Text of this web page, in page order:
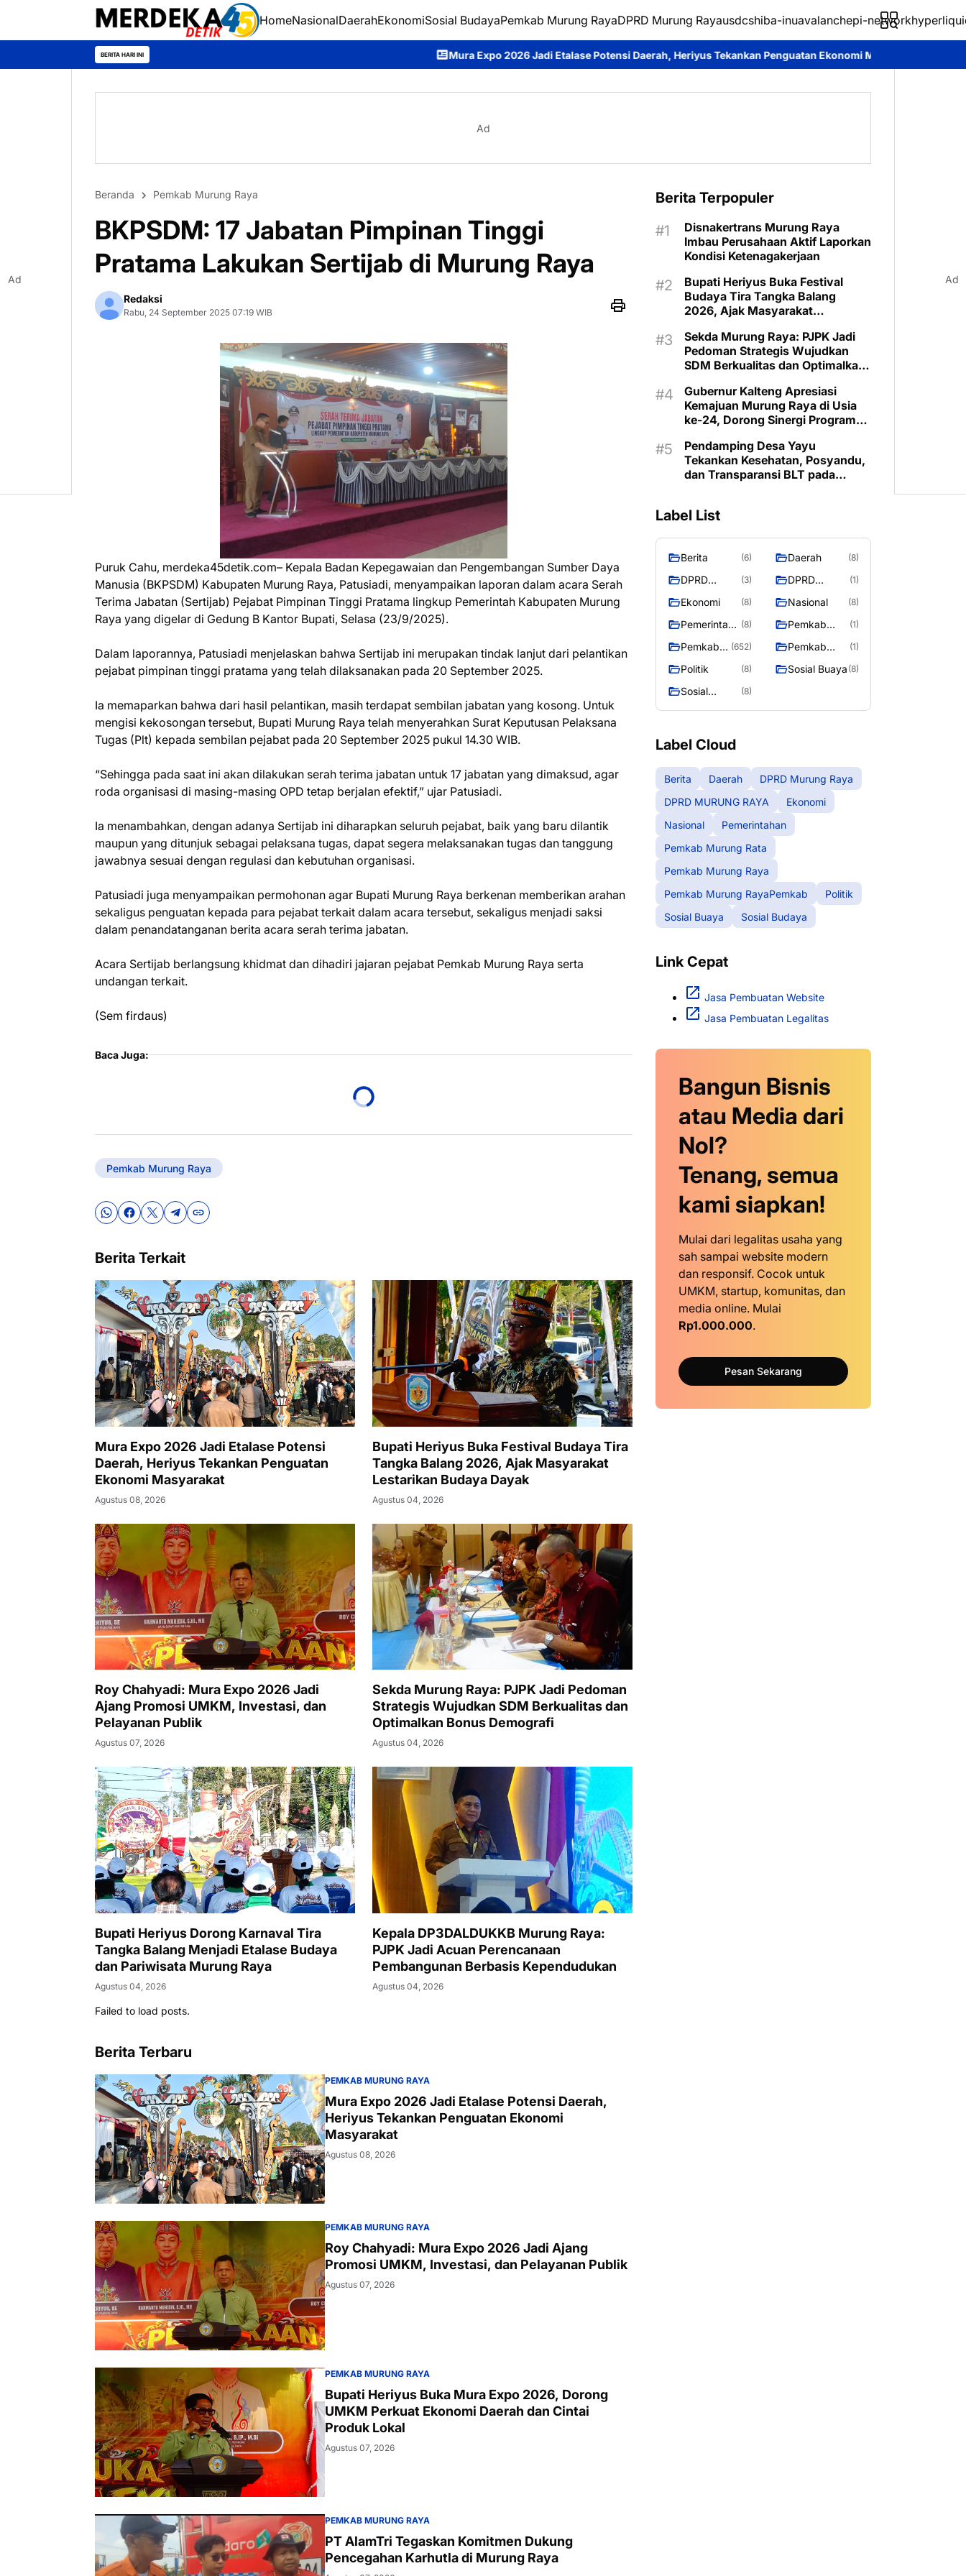
HomeNasionalDaerahEkonomiSosial BudayaPemkab Murung RayaDPRD Murung Rayausdcshiba-inuavalanchepi-network
BERITA HARI INI Mura Expo 2026 Jadi Etalase Potensi Daerah, Heriyus Tekankan Penguatan Ekonomi Masyarakat Roy Chahyadi: Mura Expo
Ad
Beranda Pemkab Murung Raya
BKPSDM: 17 Jabatan Pimpinan Tinggi
Pratama Lakukan Sertijab di Murung Raya
Redaksi
Rabu, 24 September 2025 07:19 WIB
Puruk Cahu, merdeka45detik.com– Kepala Badan Kepegawaian dan Pengembangan Sumber Daya
Manusia (BKPSDM) Kabupaten Murung Raya, Patusiadi, menyampaikan laporan dalam acara Serah
Terima Jabatan (Sertijab) Pejabat Pimpinan Tinggi Pratama lingkup Pemerintah Kabupaten Murung
Raya yang digelar di Gedung B Kantor Bupati, Selasa (23/9/2025).
Dalam laporannya, Patusiadi menjelaskan bahwa Sertijab ini merupakan tindak lanjut dari pelantikan
pejabat pimpinan tinggi pratama yang telah dilaksanakan pada 20 September 2025.
Ia memaparkan bahwa dari hasil pelantikan, masih terdapat sembilan jabatan yang kosong. Untuk
mengisi kekosongan tersebut, Bupati Murung Raya telah menyerahkan Surat Keputusan Pelaksana
Tugas (Plt) kepada sembilan pejabat pada 20 September 2025 pukul 14.30 WIB.
“Sehingga pada saat ini akan dilakukan serah terima jabatan untuk 17 jabatan yang dimaksud, agar
roda organisasi di masing-masing OPD tetap berjalan efektif,” ujar Patusiadi.
Ia menambahkan, dengan adanya Sertijab ini diharapkan seluruh pejabat, baik yang baru dilantik
maupun yang ditunjuk sebagai pelaksana tugas, dapat segera melaksanakan tugas dan tanggung
jawabnya sesuai dengan regulasi dan kebutuhan organisasi.
Patusiadi juga menyampaikan permohonan agar Bupati Murung Raya berkenan memberikan arahan
sekaligus penguatan kepada para pejabat terkait dalam acara tersebut, sekaligus menjadi saksi
dalam penandatanganan berita acara serah terima jabatan.
Acara Sertijab berlangsung khidmat dan dihadiri jajaran pejabat Pemkab Murung Raya serta
undangan terkait.
(Sem firdaus)
Baca Juga:
Pemkab Murung Raya
Berita Terkait
Mura Expo 2026 Jadi Etalase Potensi
Daerah, Heriyus Tekankan Penguatan
Ekonomi Masyarakat
Agustus 08, 2026
Bupati Heriyus Buka Festival Budaya Tira
Tangka Balang 2026, Ajak Masyarakat
Lestarikan Budaya Dayak
Agustus 04, 2026
Roy Chahyadi: Mura Expo 2026 Jadi
Ajang Promosi UMKM, Investasi, dan
Pelayanan Publik
Agustus 07, 2026
Sekda Murung Raya: PJPK Jadi Pedoman
Strategis Wujudkan SDM Berkualitas dan
Optimalkan Bonus Demografi
Agustus 04, 2026
Bupati Heriyus Dorong Karnaval Tira
Tangka Balang Menjadi Etalase Budaya
dan Pariwisata Murung Raya
Agustus 04, 2026
Kepala DP3DALDUKKB Murung Raya:
PJPK Jadi Acuan Perencanaan
Pembangunan Berbasis Kependudukan
Agustus 04, 2026
Failed to load posts.
Berita Terbaru
PEMKAB MURUNG RAYA
Mura Expo 2026 Jadi Etalase Potensi Daerah,
Heriyus Tekankan Penguatan Ekonomi
Masyarakat
Agustus 08, 2026
PEMKAB MURUNG RAYA
Roy Chahyadi: Mura Expo 2026 Jadi Ajang
Promosi UMKM, Investasi, dan Pelayanan Publik
Agustus 07, 2026
PEMKAB MURUNG RAYA
Bupati Heriyus Buka Mura Expo 2026, Dorong
UMKM Perkuat Ekonomi Daerah dan Cintai
Produk Lokal
Agustus 07, 2026
PEMKAB MURUNG RAYA
PT AlamTri Tegaskan Komitmen Dukung
Pencegahan Karhutla di Murung Raya
Berita Terpopuler
Disnakertrans Murung Raya
Imbau Perusahaan Aktif Laporkan
Kondisi Ketenagakerjaan
Bupati Heriyus Buka Festival
Budaya Tira Tangka Balang
2026, Ajak Masyarakat
Sekda Murung Raya: PJPK Jadi
Pedoman Strategis Wujudkan
SDM Berkualitas dan Optimalkan
Gubernur Kalteng Apresiasi
Kemajuan Murung Raya di Usia
ke-24, Dorong Sinergi Program
Pendamping Desa Yayu
Tekankan Kesehatan, Posyandu,
dan Transparansi BLT pada
Label List
Berita (6) Daerah (8)
DPRD
Raya
(3)
DPRD
RAYA
(1)
Ekonomi (8) Nasional (8)
Pemerintaha (8)
Pemkab
(1)
Pemkab
Raya
(652)
Pemkab
RayaPemka
(1)
Politik (8) Sosial Buaya (8)
Sosial
(8)
Label Cloud
Berita Daerah
DPRD Murung Raya
DPRD MURUNG RAYA
Ekonomi
Nasional
Pemerintahan
Pemkab Murung Rata
Pemkab Murung Raya
Pemkab Murung RayaPemkab
Politik
Sosial Buaya
Sosial Budaya
Link Cepat
Jasa Pembuatan Website
Jasa Pembuatan Legalitas
Bangun Bisnis
atau Media dari
Nol?
Tenang, semua
kami siapkan!
Mulai dari legalitas usaha yang
sah sampai website modern
dan responsif. Cocok untuk
UMKM, startup, komunitas, dan
media online. Mulai
Rp1.000.000.
Pesan Sekarang
Ad Ad